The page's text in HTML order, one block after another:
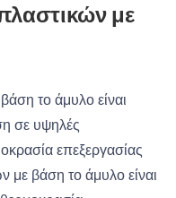
με
το άμυλο είναι
σε υψηλές
επεξεργασίας
βάση το άμυλο είναι